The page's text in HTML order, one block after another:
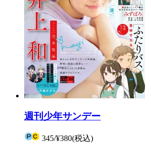
週刊少年サンデー
345/¥380(税込)